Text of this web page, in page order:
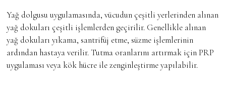
Yağ dolgusu uygulamasında, vücudun çeşitli yerlerinden alınan
yağ dokuları çeşitli işlemlerden geçirilir. Genellikle alınan
yağ dokuları yıkama, santrifüj etme, süzme işlemlerinin
ardından hastaya verilir. Tutma oranlarını artırmak için PRP
uygulaması veya kök hücre ile zenginleştirme yapılabilir.